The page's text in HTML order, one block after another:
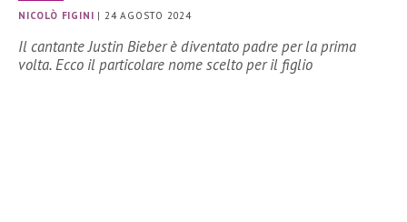
NICOLÒ FIGINI | 24 AGOSTO 2024
Il cantante Justin Bieber è diventato padre per la prima
volta. Ecco il particolare nome scelto per il figlio